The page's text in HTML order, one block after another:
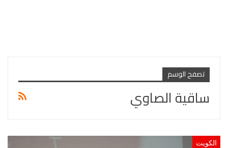
تصفح الوسم
ساقية الصاوي
الكويت